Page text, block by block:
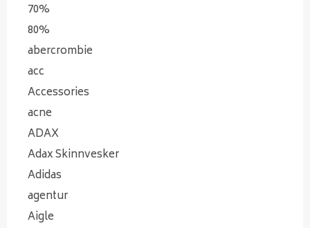
70%
80%
abercrombie
acc
Accessories
acne
ADAX
Adax Skinnvesker
Adidas
agentur
Aigle